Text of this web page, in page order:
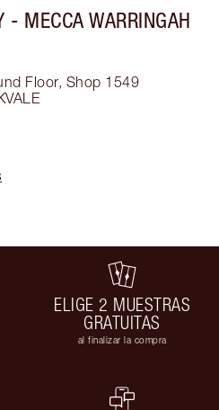
- MECCA WARRINGAH
Floor, Shop 1549
ELIGE 2 MUESTRAS
GRATUITAS
al finalizar la compra